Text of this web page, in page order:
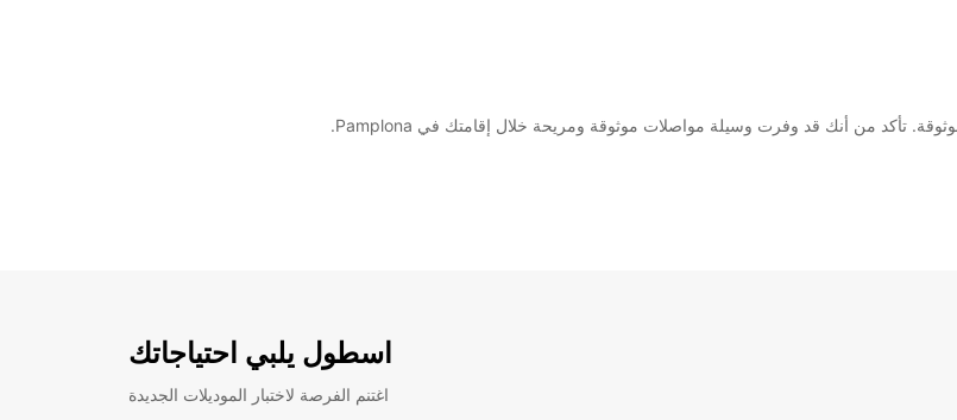
اسطول يلبي احتياجاتك
اغتنم الفرصة لاختبار الموديلات الجديدة